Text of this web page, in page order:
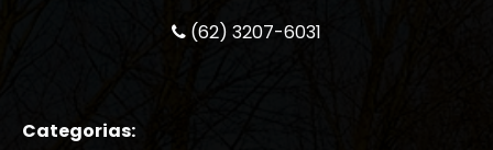
(62) 3207-6031
Categorias: